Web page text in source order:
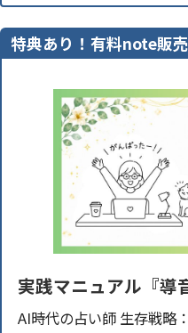
特典あり！有料note販売
実践マニュアル『導
AI時代の占い師 生存戦略